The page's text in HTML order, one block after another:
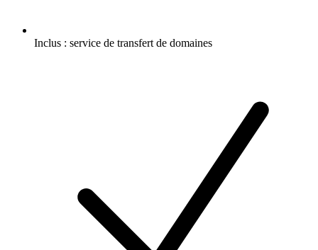
Inclus : service de transfert de domaines